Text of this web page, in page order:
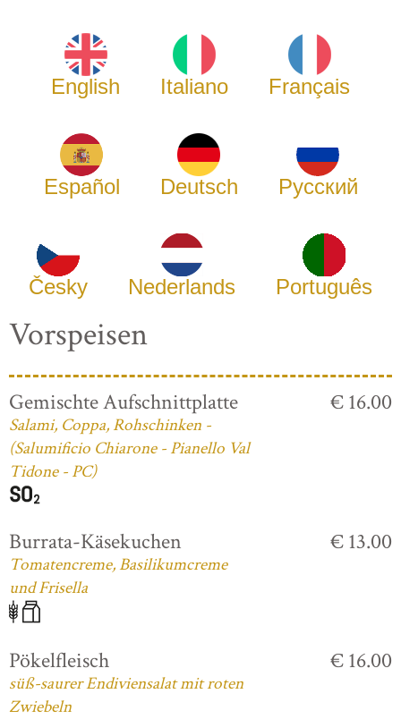
English Italiano Français
Español Deutsch Русский
Česky Nederlands Português
Vorspeisen
Gemischte Aufschnittplatte
Salami, Coppa, Rohschinken -
(Salumificio Chiarone - Pianello Val
Tidone - PC)
€ 16.00
Burrata-Käsekuchen
Tomatencreme, Basilikumcreme
und Frisella
€ 13.00
Pökelfleisch
süß-saurer Endiviensalat mit roten
Zwiebeln
€ 16.00